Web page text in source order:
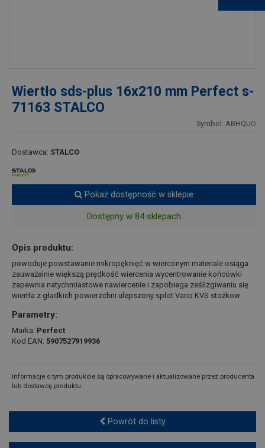
Wiertło sds-plus 16x210 mm Perfect s-
71163 STALCO
Symbol: ABHQUO
Dostawca: STALCO
Pokaż dostępność w sklepie
Dostępny w 84 sklepach
Opis produktu:
powoduje powstawanie mikropęknięć w wierconym materiale osiąga
zauważalnie większą prędkość wiercenia wycentrowanie końcówki
zapewnia natychmiastowe nawiercenie i zapobiega ześlizgiwaniu się
wiertła z gładkich powierzchni ulepszony splot Vario KVS stożkow
Parametry:
Marka: Perfect
Kod EAN: 5907527919936
Informacje o tym produkcie są opracowywane i aktualizowane przez producenta
lub dostawcę produktu.
Powrót do listy